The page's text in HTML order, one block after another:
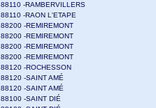
88110 -RAMBERVILLERS
88110 -RAON L'ETAPE
88200 -REMIREMONT
88200 -REMIREMONT
88200 -REMIREMONT
88200 -REMIREMONT
88120 -ROCHESSON
88120 -SAINT AMÉ
88120 -SAINT AMÉ
88100 -SAINT DIÉ